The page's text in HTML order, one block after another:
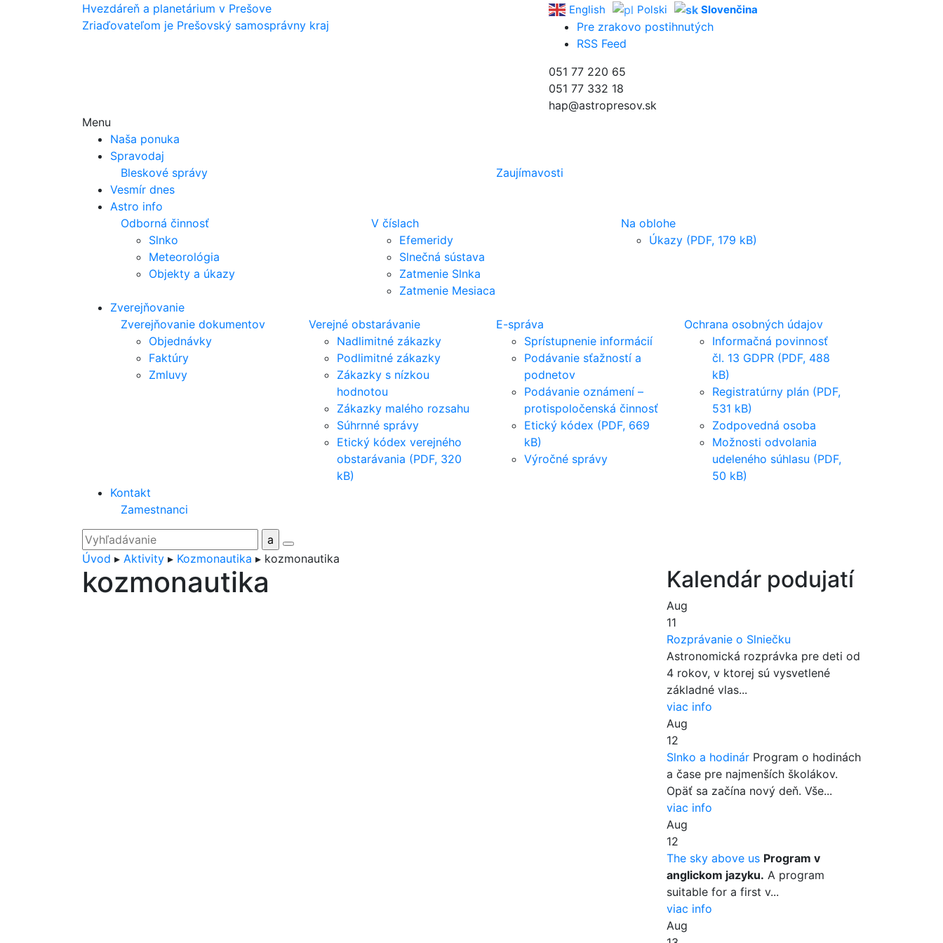
Hvezdáreň a planetárium v Prešove
Zriaďovateľom je Prešovský samosprávny kraj
English Polski Slovenčina
Pre zrakovo postihnutých
RSS Feed
051 77 220 65
051 77 332 18
hap@astropresov.sk
Menu
Naša ponuka
Spravodaj
Bleskové správy
Zaujímavosti
Vesmír dnes
Astro info
Odborná činnosť
Slnko
Meteorológia
Objekty a úkazy
V číslach
Efemeridy
Slnečná sústava
Zatmenie Slnka
Zatmenie Mesiaca
Na oblohe
Úkazy (PDF, 179 kB)
Zverejňovanie
Zverejňovanie dokumentov
Objednávky
Faktúry
Zmluvy
Verejné obstarávanie
Nadlimitné zákazky
Podlimitné zákazky
Zákazky s nízkou
hodnotou
Zákazky malého rozsahu
Súhrnné správy
Etický kódex verejného
obstarávania (PDF, 320
kB)
E-správa
Sprístupnenie informácií
Podávanie sťažností a
podnetov
Podávanie oznámení –
protispoločenská činnosť
Etický kódex (PDF, 669
kB)
Výročné správy
Ochrana osobných údajov
Informačná povinnosť
čl. 13 GDPR (PDF, 488
kB)
Registratúrny plán (PDF,
531 kB)
Zodpovedná osoba
Možnosti odvolania
udeleného súhlasu (PDF,
50 kB)
Kontakt
Zamestnanci
Úvod ▸ Aktivity ▸ Kozmonautika ▸ kozmonautika
kozmonautika Kalendár podujatí
Aug
11
Rozprávanie o Slniečku
Astronomická rozprávka pre deti od
4 rokov, v ktorej sú vysvetlené
základné vlas...
viac info
Aug
12
Slnko a hodinárProgram o hodinách
a čase pre najmenších školákov.
Opäť sa začína nový deň. Vše...
viac info
Aug
12
The sky above us Program v
anglickom jazyku. A program
suitable for a first v...
viac info
Aug